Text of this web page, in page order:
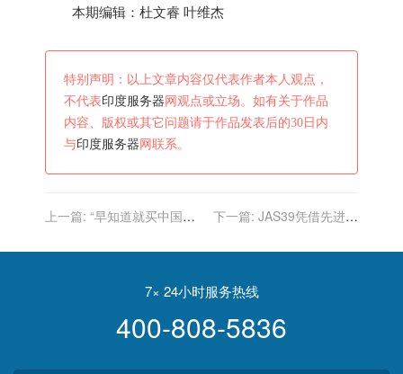
本期编辑：杜文睿 叶维杰
特别声明：以上文章内容仅代表作者本人观点，
不代表印度服务器 网观点或立场。如有关于作品
内容、版权或其它问题请于作品发表后的30日内
与印度服务器 网联系。
上一篇: “早知道就买中国疫
卫忍无可忍发出警告
下一篇: JAS39凭借先进数
机也无先进数据链
7× 24小时服务热线
400-808-5836